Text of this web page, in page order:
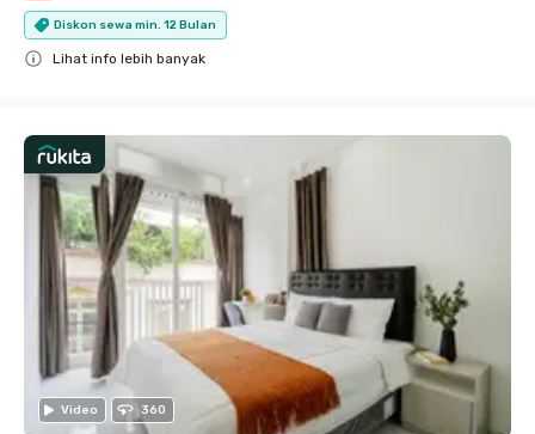
Diskon sewa min. 12 Bulan
Lihat info lebih banyak
Video 360